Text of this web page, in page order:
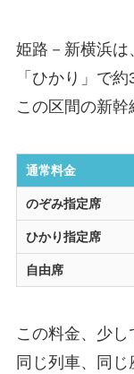
姫路－新横浜は
「ひかり」で約
この区間の新幹
通常料金
のぞみ指定席
ひかり指定席
自由席
この料金、少し
同じ列車、同